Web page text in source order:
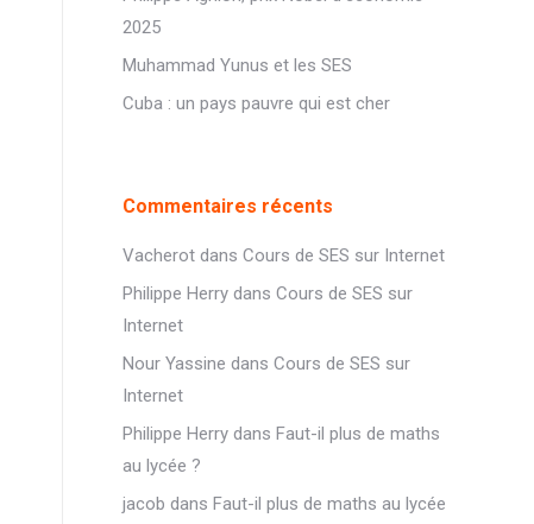
2025
Muhammad Yunus et les SES
Cuba : un pays pauvre qui est cher
Commentaires récents
Vacherot dans Cours de SES sur Internet
Philippe Herry dans Cours de SES sur
Internet
Nour Yassine dans Cours de SES sur
Internet
Philippe Herry dans Faut-il plus de maths
au lycée ?
jacob dans Faut-il plus de maths au lycée